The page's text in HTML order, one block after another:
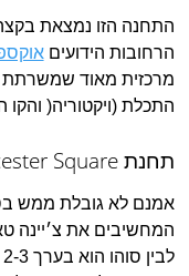
התחנה הזו נמצאת
הרחובות הידועים
מרכזית מאוד שמשרתת
התכלת (ויקטוריה( והקו
תחנת Leicester Square
אמנם לא גובלת ממש
המחשיבים את צ׳יינה